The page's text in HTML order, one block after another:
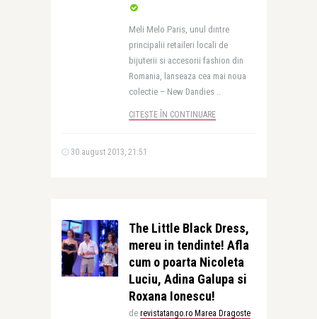
Meli Melo Paris, unul dintre
principalii retaileri locali de
bijuterii si accesorii fashion din
Romania, lanseaza cea mai noua
colectie – New Dandies ..
CITEȘTE ÎN CONTINUARE
30 august 2013, 21:51
The Little Black Dress,
mereu in tendinte! Afla
cum o poarta Nicoleta
Luciu, Adina Galupa si
Roxana Ionescu!
de revistatango.ro Marea Dragoste